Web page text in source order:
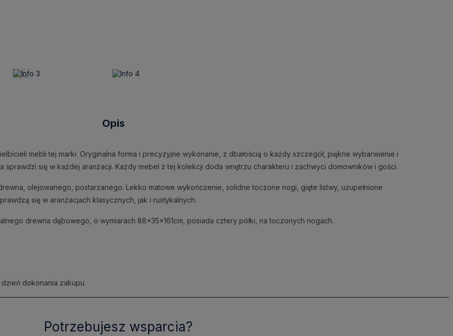
Opis
mebli tej marki. Oryginalna forma i precyzyjne wykonanie, z dbałością o każdy szczegół, piękne wybarwienie i
się w każdej aranżacji. Każdy mebel z tej kolekcji doda wnętrzu charakteru i zachwyci domowników i gości.
olejowanego, postarzanego. Lekko matowe wykończenie, solidne toczone nogi, gięte listwy, uzupełnione
się w aranżacjach klasycznych, jak i rustykalnych.
drewna dębowego, o wymiarach 88x35x161cm, posiada cztery półki, na toczonych nogach.
dokonania zakupu.
Potrzebujesz wsparcia?